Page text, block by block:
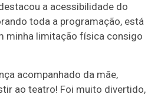
a acessibilidade do
toda a programação, está
minha limitação física consigo
acompanhado da mãe,
ao teatro! Foi muito divertido,